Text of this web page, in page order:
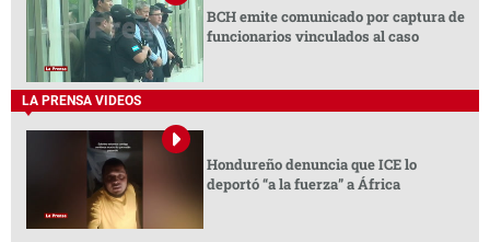
BCH emite comunicado por captura de
funcionarios vinculados al caso
LA PRENSA VIDEOS
Hondureño denuncia que ICE lo
deportó “a la fuerza” a África